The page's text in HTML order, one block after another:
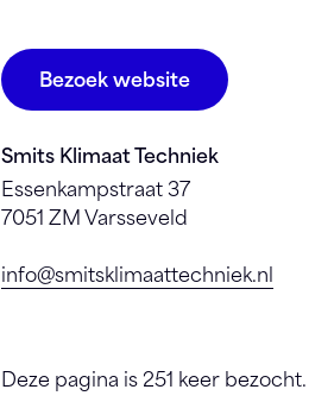
Bezoek website
Smits Klimaat Techniek
Essenkampstraat 37
7051 ZM Varsseveld
info@smitsklimaattechniek.nl
Deze pagina is 251 keer bezocht.